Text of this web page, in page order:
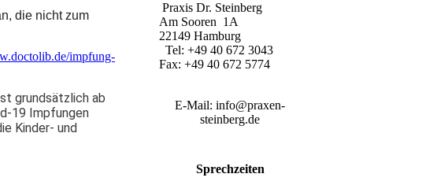
die nicht zum
impfung-
grundsätzlich ab
19 Impfungen
Kinder- und
Praxis Dr. Steinberg
Am Sooren 1A
22149 Hamburg
Tel: +49 40 672 3043
Fax: +49 40 672 5774
E-Mail: info@praxen-
steinberg.de
Sprechzeiten